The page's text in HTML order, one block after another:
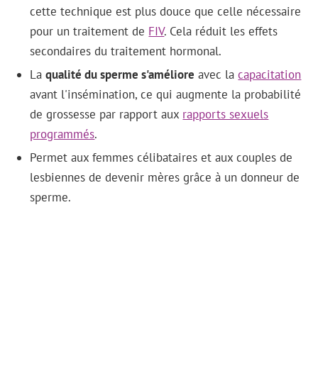
cette technique est plus douce que celle nécessaire
pour un traitement de FIV. Cela réduit les effets
secondaires du traitement hormonal.
Laqualité du sperme s'améliore avec lacapacitation
avant l'insémination, ce qui augmente la probabilité
de grossesse par rapport aux rapports sexuels
programmés.
Permet aux femmes célibataires et aux couples de
lesbiennes de devenir mères grâce à un donneur de
sperme.